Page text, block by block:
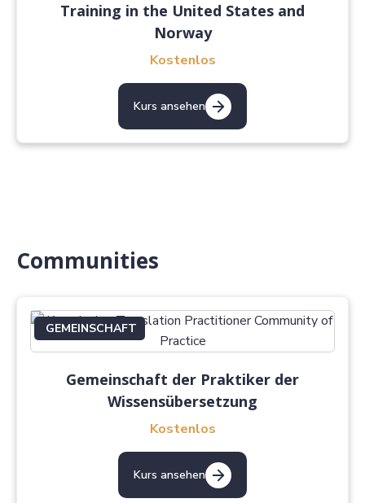
Training in the United States and
Norway
Kostenlos
Kurs ansehen
Communities
GEMEINSCHAFT
Gemeinschaft der Praktiker der
Wissensübersetzung
Kostenlos
Kurs ansehen